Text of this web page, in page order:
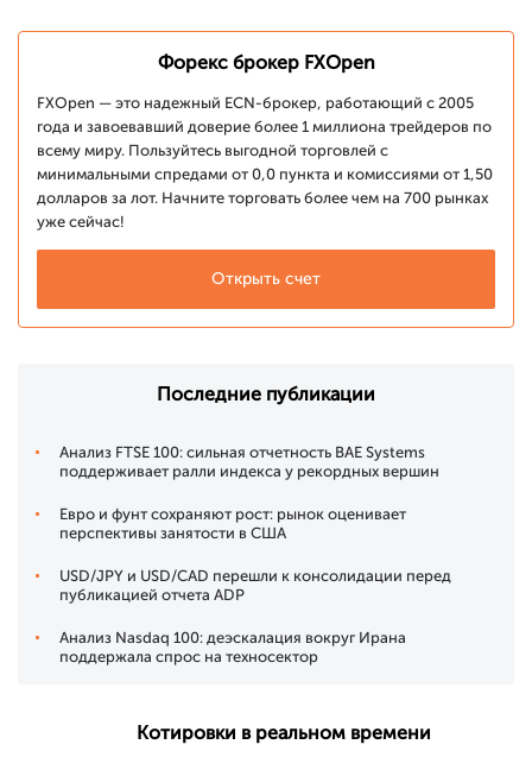
Форекс брокер FXOpen
FXOpen — это надежный ECN-брокер, работающий с 2005
года и завоевавший доверие более 1 миллиона трейдеров по
всему миру. Пользуйтесь выгодной торговлей с
минимальными спредами от 0,0 пункта и комиссиями от 1,50
долларов за лот. Начните торговать более чем на 700 рынках
уже сейчас!
Открыть счет
Последние публикации
Анализ FTSE 100: сильная отчетность BAE Systems
поддерживает ралли индекса у рекордных вершин
Евро и фунт сохраняют рост: рынок оценивает
перспективы занятости в США
USD/JPY и USD/CAD перешли к консолидации перед
публикацией отчета ADP
Анализ Nasdaq 100: деэскалация вокруг Ирана
поддержала спрос на техносектор
Котировки в реальном времени